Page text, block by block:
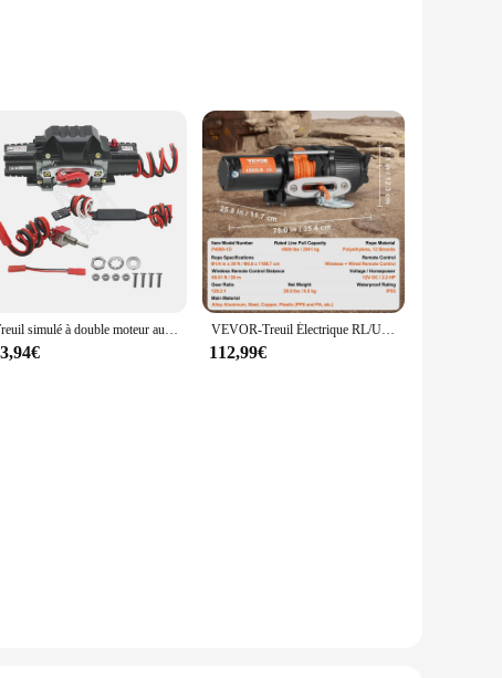
ensures a secure connection between your snow
and removal, making it a convenient tool for both
that your plow remains stable and secure during
that you can quickly and efficiently secure your plow,
and the ice, ensuring that your plow remains
is your reliable companion, providing the peace of
Treuil simulé à double moteur automatique en métal RC, pour voiture 1/10 RC inoler Axial SCX10 TRtage D110 Tamiya CC01 RGT86100V2 VEVOR-Treuil Électrique RL/UTV, Capacité de 4500 lb, 12V DC, avec Télécommande Filaire, Étanche pour UTV RL
112,99€